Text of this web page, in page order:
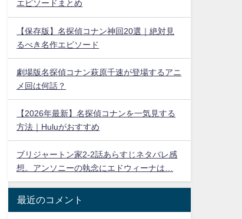
エピソードまとめ
【保存版】名探偵コナン神回20選｜絶対見
るべき名作エピソード
劇場版名探偵コナン萩原千速が登場するアニ
メ回は何話？
【2026年最新】名探偵コナンを一気見する
方法｜Huluがおすすめ
ブリジャートン家2-2話あらすじネタバレ感
想。アンソニーの執念にエドウィーナは…
最近のコメント